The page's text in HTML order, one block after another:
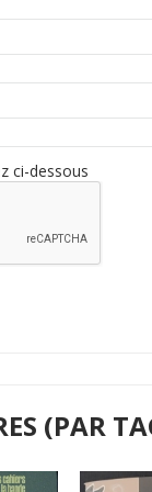
ci-dessous
(PAR